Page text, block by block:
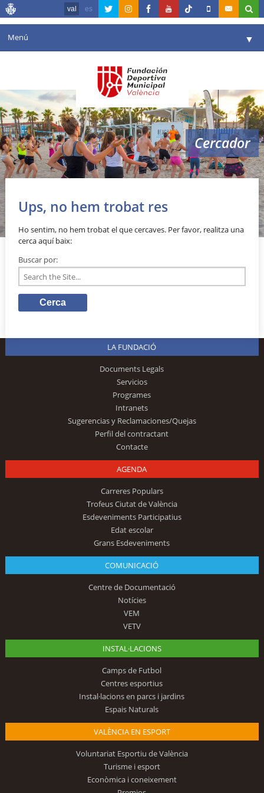
val es
Menú ▼
Agenda
Instal·lacions ▼
Comunicació ▼
València en esport ▼
Cercador
Ups, no hem trobat res
Ho sentim, no hem trobat el que cercaves. Per favor, realitza una
cerca aquí baix:
Buscar por:
LA FUNDACIÓ
Documents Legals
Servicios
Programes
Intranets
Sugerencias y Reclamaciones/Quejas
Perfil del contractant
Contacte
AGENDA
Carreres Populars
Trofeus Ciutat de València
Esdeveniments Participatius
Edat escolar
Grans Esdeveniments
COMUNICACIÓ
Centre de Documentació
Notícies
VEM
VETV
INSTAL·LACIONS
Camps de Futbol
Centres esportius
Instal·lacions en parcs i jardins
Espais Naturals
VALÈNCIA EN ESPORT
Voluntariat Esportiu de València
Turisme i esport
Econòmica i coneixement